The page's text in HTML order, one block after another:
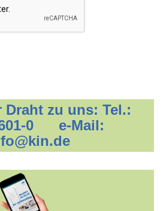
Draht zu uns: Tel.:
601-0 e-Mail: